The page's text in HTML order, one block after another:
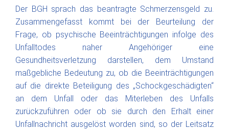
Der BGH sprach das beantragte Schmerzensgeld zu.
Zusammengefasst kommt bei der Beurteilung der
Frage, ob psychische Beeinträchtigungen infolge des
Unfalltodes naher Angehöriger eine
Gesundheitsverletzung darstellen, dem Umstand
maßgebliche Bedeutung zu, ob die Beeinträchtigungen
auf die direkte Beteiligung des „Schockgeschädigten“
an dem Unfall oder das Miterleben des Unfalls
zurückzuführen oder ob sie durch den Erhalt einer
Unfallnachricht ausgelöst worden sind, so der Leitsatz